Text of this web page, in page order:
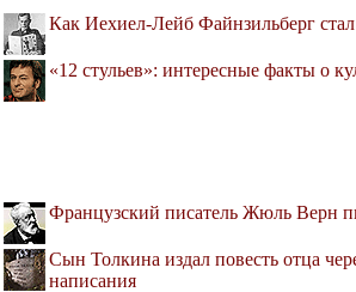
Как Иехиел-Лейб Файнзильберг
«12 стульев»: интересные факты о
Французский писатель Жюль Верн
Сын Толкина издал повесть отца
написания